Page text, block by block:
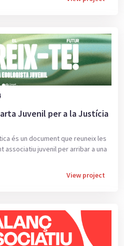
Juvenil per a la Justícia
és un document que reuneix les
associatiu juvenil per arribar a una
View project